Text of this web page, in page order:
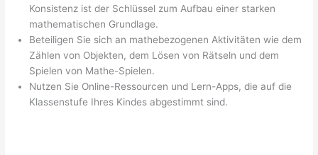
Konsistenz ist der Schlüssel zum Aufbau einer starken
mathematischen Grundlage.
Beteiligen Sie sich an mathebezogenen Aktivitäten wie dem
Zählen von Objekten, dem Lösen von Rätseln und dem
Spielen von Mathe-Spielen.
Nutzen Sie Online-Ressourcen und Lern-Apps, die auf die
Klassenstufe Ihres Kindes abgestimmt sind.